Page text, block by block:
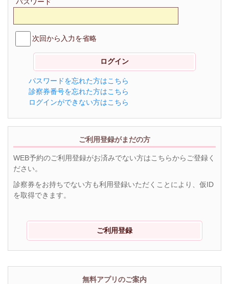
次回から入力を省略
パスワードを忘れた方はこちら
診察券番号を忘れた方はこちら
ログインができない方はこちら
ご利用登録がまだの方
WEB予約のご利用登録がお済みでない方はこちらからご登録く
ださい。
診察券をお持ちでない方も利用登録いただくことにより、仮ID
を取得できます。
ご利用登録
無料アプリのご案内